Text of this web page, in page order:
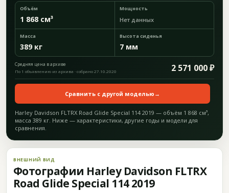
Объём
1 868 см³
Мощность
Нет данных
Масса
389 кг
Высота сиденья
7 мм
Средняя цена в архиве 2 571 000 ₽
По 1 объявлению из архива · собрано 27.10.2020
Сравнить с другой моделью →
Harley Davidson FLTRX Road Glide Special 114 2019 — объём 1 868 см³,
масса 389 кг. Ниже — характеристики, другие годы и модели для
сравнения.
ВНЕШНИЙ ВИД
Фотографии Harley Davidson FLTRX
Road Glide Special 114 2019